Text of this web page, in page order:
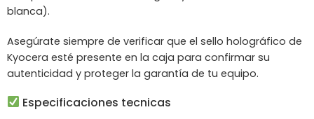
blanca).
Asegúrate siempre de verificar que el sello holográfico de
Kyocera esté presente en la caja para confirmar su
autenticidad y proteger la garantía de tu equipo.
Especificaciones tecnicas